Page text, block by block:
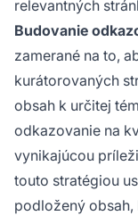
relevantných
Budovanie
zamerané na to,
kurátorovaných
obsah k určitej
odkazovanie na
vynikajúcou
touto stratégiou
podložený